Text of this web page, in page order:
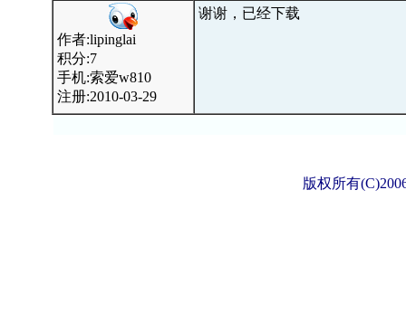
作者:lipinglai
积分:7
手机:索爱w810
注册:2010-03-29
谢谢，已经下载
版权所有